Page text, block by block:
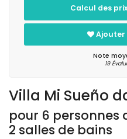
Villa Mi Sueño
pour 6 personnes
2 salles de bains
Calcul des
Ajouter
Note
19